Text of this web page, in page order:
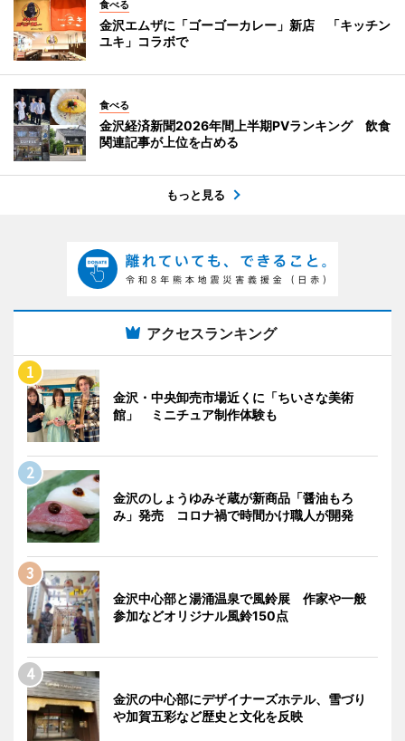
食べる
金沢エムザに「ゴーゴーカレー」新店 「キッチン
ユキ」コラボで
食べる
金沢経済新聞2026年間上半期PVランキング 飲食
関連記事が上位を占める
もっと見る
アクセスランキング
金沢・中央卸売市場近くに「ちいさな美術
館」 ミニチュア制作体験も
金沢のしょうゆみそ蔵が新商品「醤油もろ
み」発売 コロナ禍で時間かけ職人が開発
金沢中心部と湯涌温泉で風鈴展 作家や一般
参加などオリジナル風鈴150点
金沢の中心部にデザイナーズホテル、雪づり
や加賀五彩など歴史と文化を反映